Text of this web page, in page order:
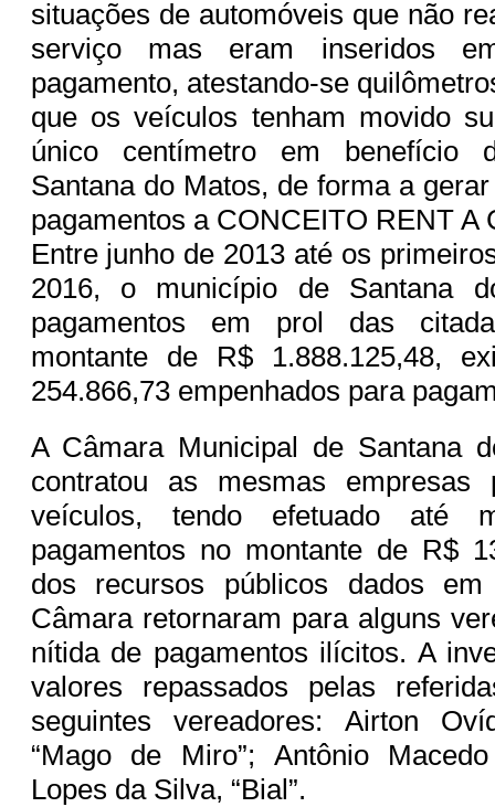
situações de automóveis que não
serviço mas eram inseridos
pagamento, atestando-se
que os veículos tenham movido
único centímetro em benefício
Santana do Matos, de forma a
pagamentos a CONCEITO RENT A
Entre junho de 2013 até os
2016, o município de Santana
pagamentos em prol das
montante de R$ 1.888.125,48,
254.866,73 empenhados para
A Câmara Municipal de Santana
contratou as mesmas empresas
veículos, tendo efetuado até
pagamentos no montante de R$
dos recursos públicos dados em
Câmara retornaram para alguns
nítida de pagamentos ilícitos. A
valores repassados pelas
seguintes vereadores: Airton
“Mago de Miro”; Antônio
Lopes da Silva, “Bial”.